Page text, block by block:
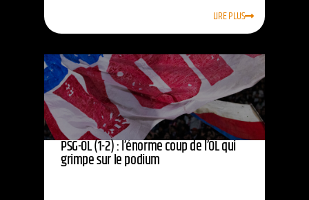
LIRE PLUS
PSG-OL (1-2) : l’énorme coup de l’OL qui
grimpe sur le podium